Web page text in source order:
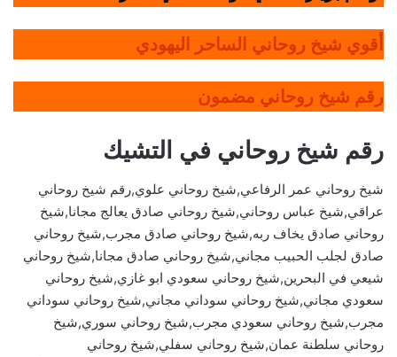
أقوي شيخ روحاني الساحر اليهودي
رقم شيخ روحاني مضمون
رقم شيخ روحاني في التشيك
شيخ روحاني عمر الرفاعي,شيخ روحاني علوي,رقم شيخ روحاني
عراقي,شيخ عباس روحاني,شيخ روحاني صادق يعالج مجانا,شيخ
روحاني صادق يخاف ربه,شيخ روحاني صادق مجرب,شيخ روحاني
صادق لجلب الحبيب مجاني,شيخ روحاني صادق مجانا,شيخ روحاني
شيعي في البحرين,شيخ روحاني سعودي ابو غازي,شيخ روحاني
سعودي مجاني,شيخ روحاني سوداني مجاني,شيخ روحاني سوداني
مجرب,شيخ روحاني سعودي مجرب,شيخ روحاني سوري,شيخ
روحاني سلطنة عمان,شيخ روحاني سفلي,شيخ روحاني